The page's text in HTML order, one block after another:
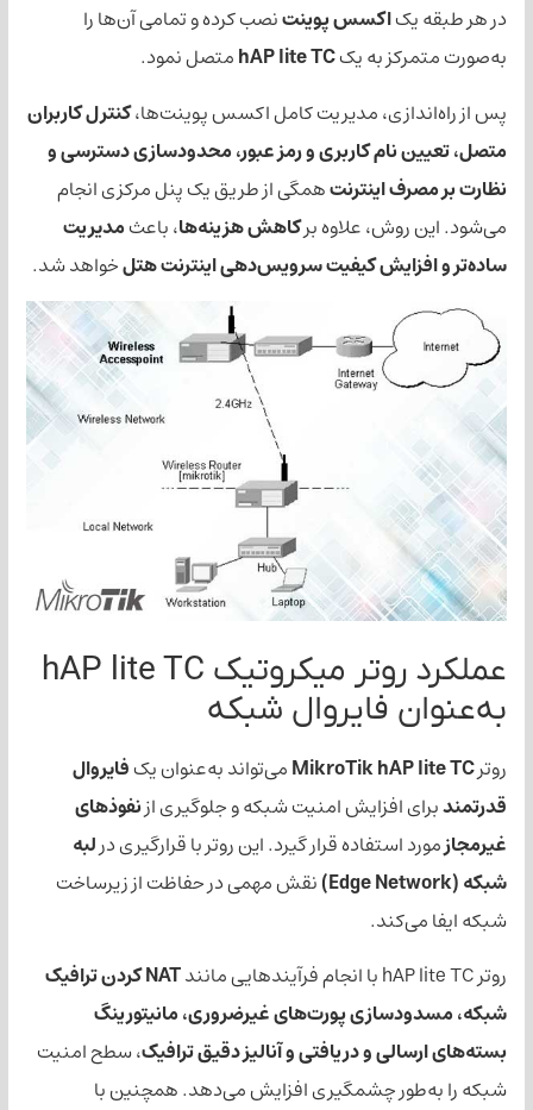
اکسس پوینتنصب کرده و تمامی آن‌ها را
به یکhAP lite TCمتصل نمود.
مدیریت کامل اکسس پوینت‌ها،کنترل کاربران
نام کاربری و رمز عبور، محدودسازی دسترسی و
اینترنتهمگی از طریق یک پنل مرکزی انجام
علاوه برکاهش هزینه‌ها، باعثمدیریت
کیفیت سرویس‌دهی اینترنت هتلخواهد شد.
عملکرد روتر میکروتیک hAP lite TC
فایروال شبکه
MikroTikمی‌تواند به‌عنوان یکفایروال
افزایش امنیت شبکه و جلوگیری ازنفوذهای
قرار گیرد. این روتر با قرارگیری درلبه
نقش مهمی در حفاظت از زیرساخت
NAT کردن ترافیک
پورت‌های غیرضروری، مانیتورینگ
و دریافتی و آنالیز دقیق ترافیک، سطح امنیت
چشمگیری افزایش می‌دهد. همچنین با